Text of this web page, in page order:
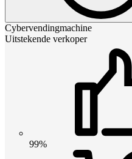
Cybervendingmachine
Uitstekende verkoper
99%